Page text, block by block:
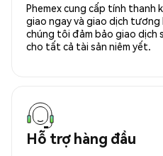
Phemex cung cấp tính thanh
giao ngay và giao dịch tương
chúng tôi đảm bảo giao dịch
cho tất cả tài sản niêm yết.
Hỗ trợ hàng đầu